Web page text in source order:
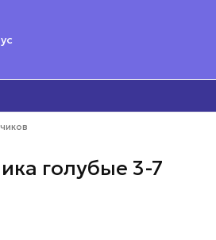
голубые 3-7